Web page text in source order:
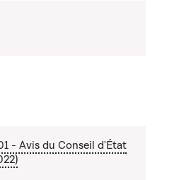
- Avis du Conseil d'État